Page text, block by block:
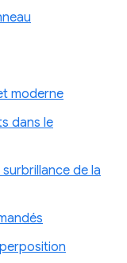
moderne
dans le
de la